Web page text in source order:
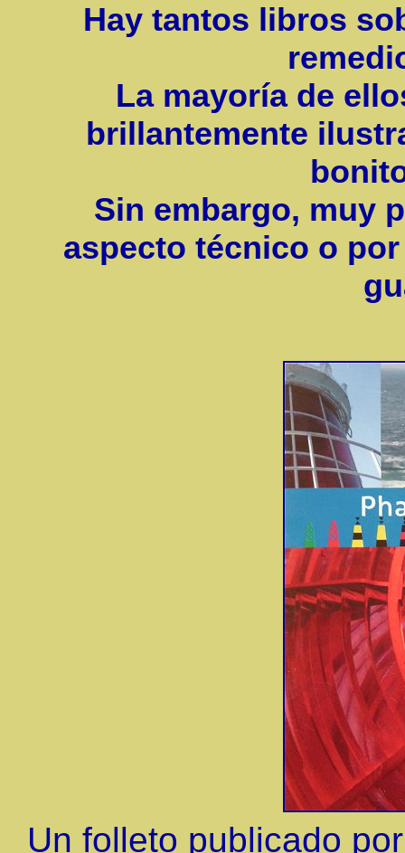
Hay tantos libros
La mayoría de
brillantemente
Sin embargo, muy
aspecto técnico o
Un folleto publicado